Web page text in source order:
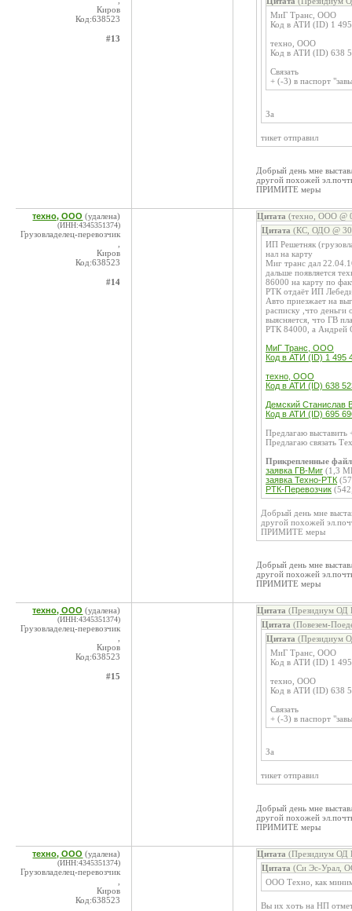
Киров
Код:638523
#13
МиГ Транс, ООО
Код в АТИ (ID) 1
техно, ООО
Код в АТИ (ID) 638
Связать
+ (-3) в паспорт
За
тикет отправил
Добрый день мне
другой похожей
ПРИМИТЕ меры
техно, ООО (удалена)
(ИНН:4345351374)
Грузовладелец-перевозчик
Киров
Код:638523
#14
Цитата (техно, ООО @
Цитата (КС, ОДО @
ИП Решетняк
нал на карту
Миг транс дал
дальше появляется
86000 на карту по
РТК отдаёт ИП
Авто приезжает на
расписку ,что деньги
выясняется, что ГВ
РТК 84000, а
МиГ Транс, ООО
Код в АТИ (ID) 1 495
техно, ООО
Код в АТИ (ID) 638
Демский Станислав
Код в АТИ (ID) 695
Предлагаю выставить
Предлагаю связать
Прикрепленные
заявка ГВ-Миг (1,3
заявка Техно-РТК
РТК-Перевозчик
Добрый день мне
другой похожей
ПРИМИТЕ меры
Добрый день мне
другой похожей
ПРИМИТЕ меры
техно, ООО (удалена)
(ИНН:4345351374)
Грузовладелец-перевозчик
Киров
Код:638523
#15
Цитата (Президиум ОД
Цитата (Повезем-
Цитата (Президиум
МиГ Транс, ООО
Код в АТИ (ID) 1
техно, ООО
Код в АТИ (ID) 638
Связать
+ (-3) в паспорт
За
тикет отправил
Добрый день мне
другой похожей
ПРИМИТЕ меры
техно, ООО (удалена)
(ИНН:4345351374)
Грузовладелец-перевозчик
Киров
Код:638523
Цитата (Президиум ОД
Цитата (Си Эс-Урал,
ООО Техно, как
Вы их хоть на НП